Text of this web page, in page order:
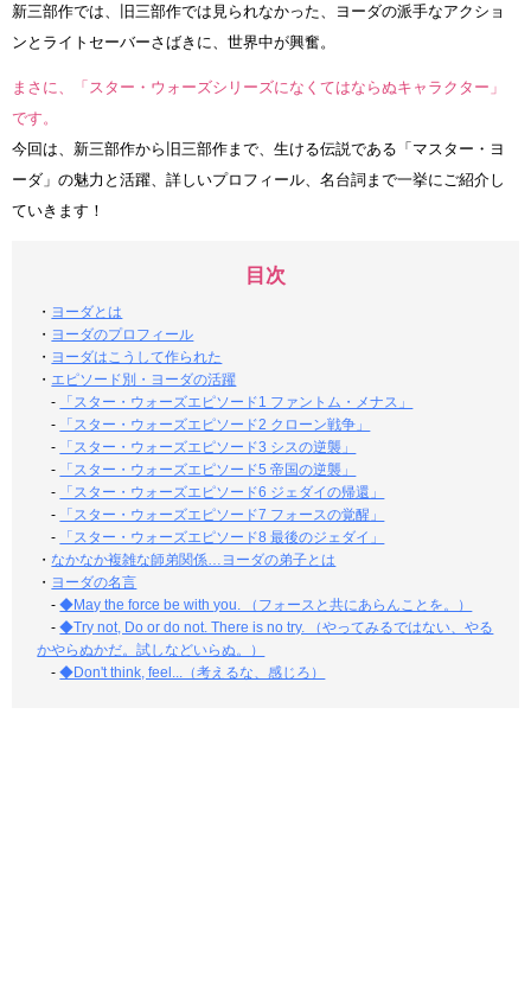
新三部作では、旧三部作では見られなかった、ヨーダの派手なアクショ
ンとライトセーバーさばきに、世界中が興奮。
まさに、「スター・ウォーズシリーズになくてはならぬキャラクター」
です。
今回は、新三部作から旧三部作まで、生ける伝説である「マスター・ヨ
ーダ」の魅力と活躍、詳しいプロフィール、名台詞まで一挙にご紹介し
ていきます！
目次
・ ヨーダとは
・ ヨーダのプロフィール
・ ヨーダはこうして作られた
・ エピソード別・ヨーダの活躍
-
「スター・ウォーズエピソード1 ファントム・メナス」
-
「スター・ウォーズエピソード2 クローン戦争」
-
「スター・ウォーズエピソード3 シスの逆襲」
-
「スター・ウォーズエピソード5 帝国の逆襲」
-
「スター・ウォーズエピソード6 ジェダイの帰還」
-
「スター・ウォーズエピソード7 フォースの覚醒」
-
「スター・ウォーズエピソード8 最後のジェダイ」
・ なかなか複雑な師弟関係…ヨーダの弟子とは
・ ヨーダの名言
-◆May the force be with you. （フォースと共にあらんことを。）
-◆Try not, Do or do not. There is no try. （やってみるではない、やる
かやらぬかだ。試しなどいらぬ。）
-◆Don't think, feel...（考えるな、感じろ）